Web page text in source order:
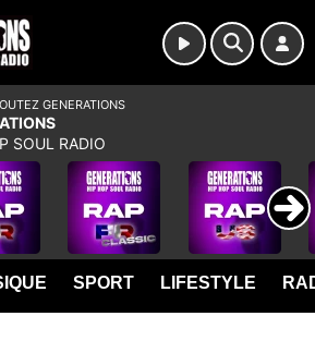
SPORT LIFESTYLE
GENERATIONS
SOUL RADIO